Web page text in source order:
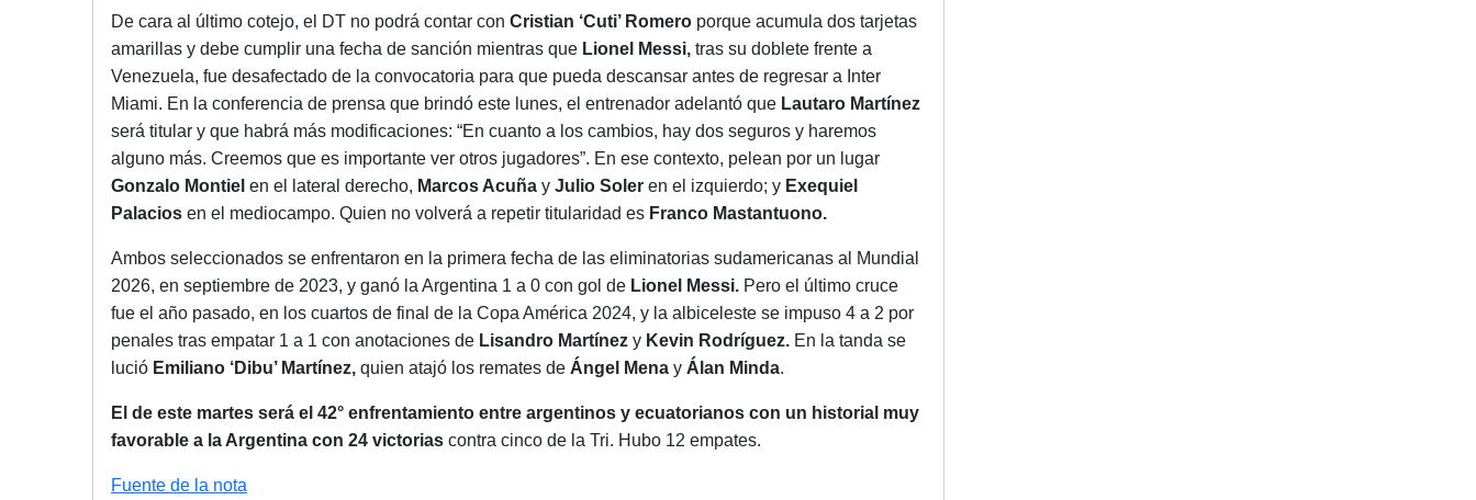
De cara al último cotejo, el DT no podrá contar con Cristian ‘Cuti’ Romero porque acumula dos tarjetas
amarillas y debe cumplir una fecha de sanción mientras que Lionel Messi, tras su doblete frente a
Venezuela, fue desafectado de la convocatoria para que pueda descansar antes de regresar a Inter
Miami. En la conferencia de prensa que brindó este lunes, el entrenador adelantó que Lautaro Martínez
será titular y que habrá más modificaciones: “En cuanto a los cambios, hay dos seguros y haremos
alguno más. Creemos que es importante ver otros jugadores”. En ese contexto, pelean por un lugar
Gonzalo Montiel en el lateral derecho, Marcos Acuña y Julio Soler en el izquierdo; y Exequiel
Palacios en el mediocampo. Quien no volverá a repetir titularidad es Franco Mastantuono.
Ambos seleccionados se enfrentaron en la primera fecha de las eliminatorias sudamericanas al Mundial
2026, en septiembre de 2023, y ganó la Argentina 1 a 0 con gol de Lionel Messi. Pero el último cruce
fue el año pasado, en los cuartos de final de la Copa América 2024, y la albiceleste se impuso 4 a 2 por
penales tras empatar 1 a 1 con anotaciones de Lisandro Martínez y Kevin Rodríguez. En la tanda se
lució Emiliano ‘Dibu’ Martínez, quien atajó los remates de Ángel Mena y Álan Minda.
El de este martes será el 42° enfrentamiento entre argentinos y ecuatorianos con un historial muy
favorable a la Argentina con 24 victorias contra cinco de la Tri. Hubo 12 empates.
Fuente de la nota